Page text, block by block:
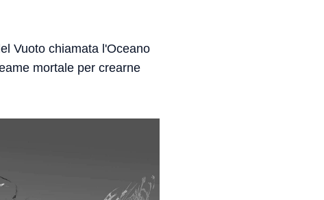
Vuoto chiamata l'Oceano
mortale per crearne